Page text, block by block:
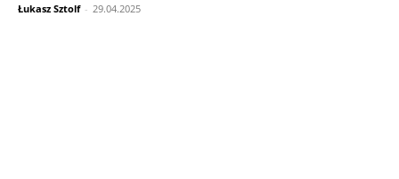
Łukasz Sztolf - 29.04.2025